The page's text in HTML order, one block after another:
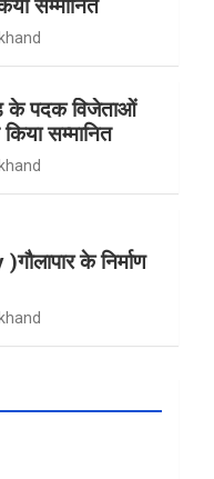
t
e
r
u
b
e
सम्मानित
के पदक विजेताओं
सम्मानित
के निर्माण